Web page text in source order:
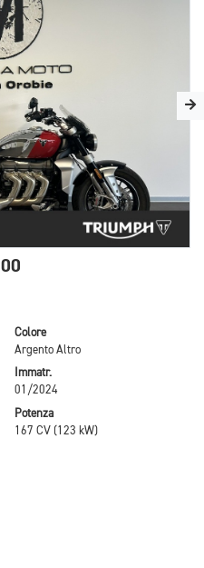
Colore
Argento Altro
Immatr.
01/2024
Potenza
167 CV (123 kW)